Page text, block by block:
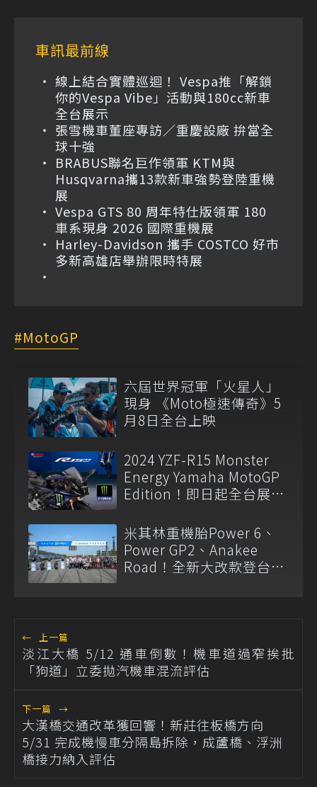
車訊最前線
線上結合實體巡迴！ Vespa推「解鎖
你的Vespa Vibe」活動與180cc新車
全台展示
張雪機車董座專訪／重慶設廠 拚當全
球十強
BRABUS聯名巨作領軍 KTM與
Husqvarna攜13款新車強勢登陸重機
展
Vespa GTS 80 周年特仕版領軍 180
車系現身 2026 國際重機展
Harley-Davidson 攜手 COSTCO 好市
多新高雄店舉辦限時特展
MotoGP
六屆世界冠軍「火星人」
現身 《Moto極速傳奇》5
月8日全台上映
2024 YZF-R15 Monster
Energy Yamaha MotoGP
Edition！即日起全台展開
米其林重機胎Power 6、
Power GP2、Anakee
Road！全新大改款登台開
← 上一篇
淡江大橋 5/12 通車倒數！機車道過窄挨批
「狗道」立委拋汽機車混流評估
下一篇 →
大漢橋交通改革獲回響！新莊往板橋方向
5/31 完成機慢車分隔島拆除，成蘆橋、浮洲
橋接力納入評估